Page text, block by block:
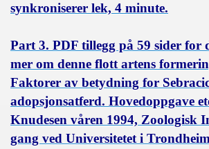
synkroniserer lek, 4 minute.
Part 3. PDF tillegg på 59 sider for
mer om denne flott artens
Faktorer av betydning for
adopsjonsatferd. Hovedoppgave
Knudesen våren 1994, Zoologisk
gang ved Universitetet i